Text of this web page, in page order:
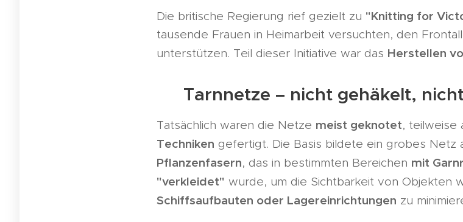
Die britische Regierung rief gezielt zu "Knitting for
tausende Frauen in Heimarbeit versuchten, den
unterstützen. Teil dieser Initiative war das Herstellen
🧶 Tarnnetze – nicht gehäkelt,
Tatsächlich waren die Netze meist geknotet, teilweise
Techniken gefertigt. Die Basis bildete ein grobes Netz
Pflanzenfasern, das in bestimmten Bereichen mit
"verkleidet" wurde, um die Sichtbarkeit von Objekten
Schiffsaufbauten oder Lagereinrichtungen zu